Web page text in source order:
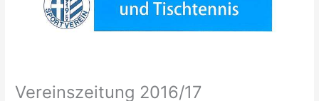
Vereinszeitung 2016/17